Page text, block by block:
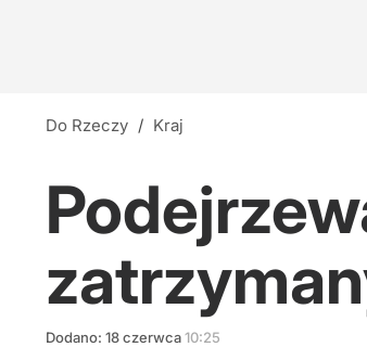
Do Rzeczy / Kraj
Dodano: 18czerwca10:25